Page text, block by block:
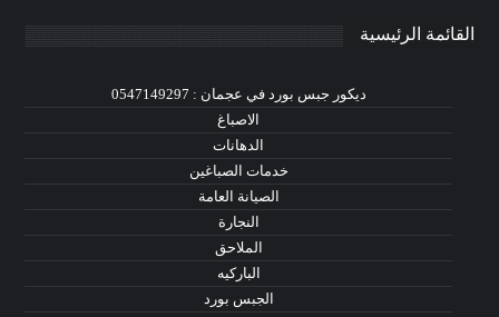
القائمة الرئيسية
ديكور جبس بورد في عجمان : 0547149297
الاصباغ
الدهانات
خدمات الصباغين
الصيانة العامة
النجارة
الملاحق
الباركيه
الجبس بورد